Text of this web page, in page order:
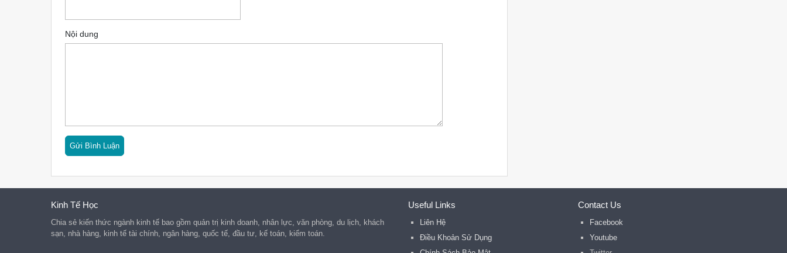
Nội dung
Kinh Tế Học
Chia sẻ kiến thức ngành kinh tế bao gồm quản trị kinh doanh, nhân lực, văn phòng, du lịch, khách
sạn, nhà hàng, kinh tế tài chính, ngân hàng, quốc tế, đầu tư, kế toán, kiểm toán.
Useful Links
Liên Hệ
Điều Khoản Sử Dụng
Contact Us
Facebook
Youtube